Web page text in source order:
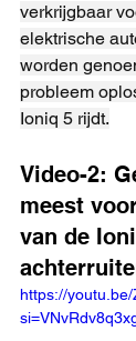
verkrijgbaar
elektrische
worden
probleem
Ioniq 5 rijdt.
Video-2:
meest
van de
https://